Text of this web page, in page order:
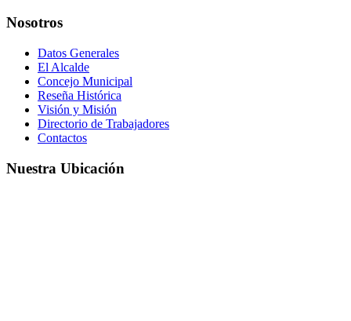
Nosotros
Datos Generales
El Alcalde
Concejo Municipal
Reseña Histórica
Visión y Misión
Directorio de Trabajadores
Contactos
Nuestra Ubicación